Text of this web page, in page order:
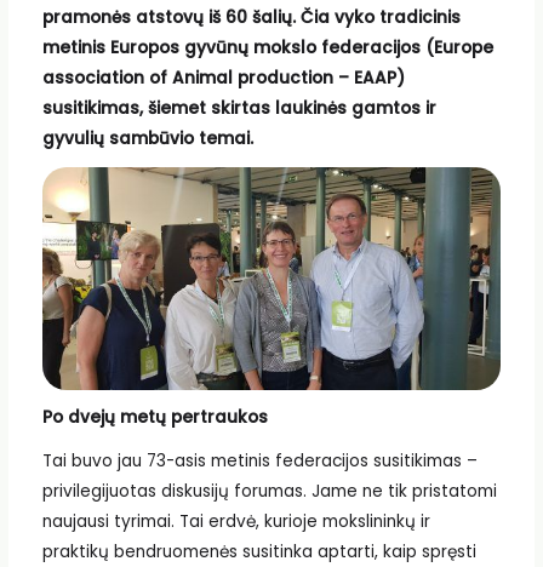
pramonės atstovų iš 60 šalių. Čia vyko tradicinis
metinis Europos gyvūnų mokslo federacijos (Europe
association of Animal production – EAAP)
susitikimas, šiemet skirtas laukinės gamtos ir
gyvulių sambūvio temai.
Po dvejų metų pertraukos
Tai buvo jau 73-asis metinis federacijos susitikimas –
privilegijuotas diskusijų forumas. Jame ne tik pristatomi
naujausi tyrimai. Tai erdvė, kurioje mokslininkų ir
praktikų bendruomenės susitinka aptarti, kaip spręsti